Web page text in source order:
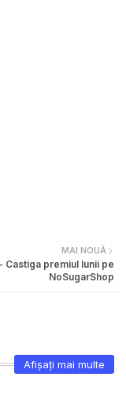
MAI NOUĂ
Castiga premiul lunii pe
NoSugarShop
Afișați mai multe